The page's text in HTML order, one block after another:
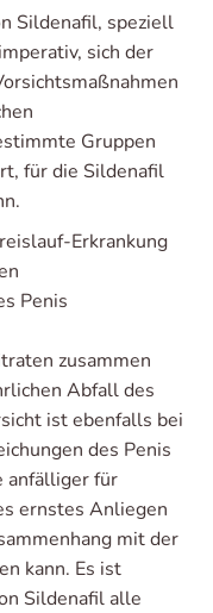
Sildenafil, speziell
sich der
Gruppen
für die Sildenafil
Erkrankung
Penis
zusammen
Abfall des
ist ebenfalls bei
des Penis
anfälliger für
ernstes Anliegen
mit der
kann. Es ist
Sildenafil alle